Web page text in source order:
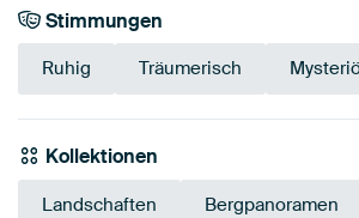
Stimmungen
Ruhig Träumerisch
Kollektionen
Landschaften Bergpanoramen